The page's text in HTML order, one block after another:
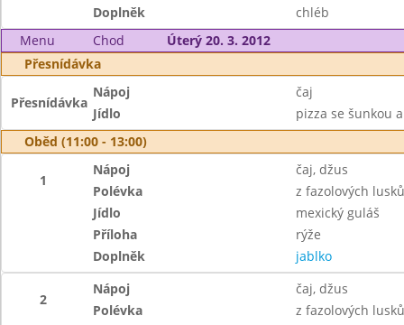
Doplněk
chléb
Menu
Chod
Úterý 20. 3. 2012
Přesnídávka
Přesnídávka
Nápoj
čaj
Jídlo
pizza se šunkou
Oběd (11:00 - 13:00)
1
Nápoj
čaj, džus
Polévka
z fazolových lusků
Jídlo
mexický guláš
Příloha
rýže
Doplněk
jablko
2
Nápoj
čaj, džus
Polévka
z fazolových lusků